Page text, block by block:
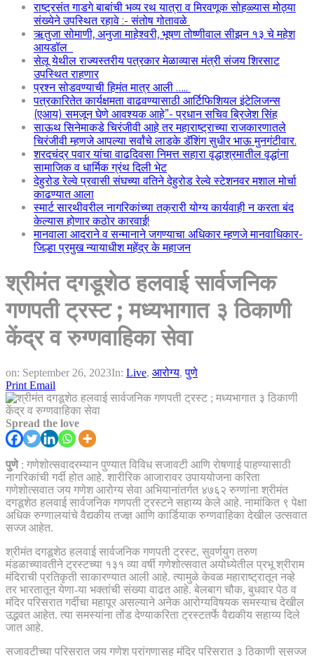
राष्ट्रसंत गाडगे बाबांची भव्य रथ यात्रा व मिरवणूक सोहळ्यास मोठ्या
संख्येने उपस्थित रहावे :- संतोष गोतावळे
ऋतुजा सोमाणी, अनुजा माहेश्वरी, भूषण तोष्णीवाल सीझन १३ चे महेश
आयडॉल
सेलू येथील राज्यस्तरीय पत्रकार मेळाव्यास मंत्री संजय शिरसाट
उपस्थित राहणार
प्रश्न सोडवण्याची हिमंत मात्र आली …..
पत्रकारितेत कार्यक्षमता वाढवण्यासाठी आर्टिफिशियल इंटेलिजन्स
(एआय) समजून घेणे आवश्यक आहे”- प्रधान सचिव ब्रिजेश सिंह
साऊथ सिनेमाकडे चिरंजीवी आहे तर महाराष्ट्राच्या राजकारणातले
चिरंजीवी म्हणजे आपल्या सर्वांचे लाडके डॅशिंग सुधीर भाऊ मुनगंटीवार.
शरदचंद्र पवार यांचा वाढदिवसा निमत्त सहारा वृद्धाश्रमातील वृद्धांना
सामाजिक व धार्मिक ग्रंथ दिली भेट
देहुरोड रेल्वे प्रवासी संघच्या वतिने देहुरोड रेल्वे स्टेशनवर मशाल मोर्चा
काढण्यात आला
स्मार्ट सारथीवरील नागरिकांच्या तक्रारी योग्य कार्यवाही न करता बंद
केल्यास होणार कठोर कारवाई!
मानवाला आदराने व सन्मानाने जगण्याचा अधिकार म्हणजे मानवाधिकार-
जिल्हा प्रमुख न्यायाधीश महेंद्र के महाजन
श्रीमंत दगडूशेठ हलवाई सार्वजनिक
गणपती ट्रस्ट ; मध्यभागात ३ ठिकाणी
केंद्र व रुग्णवाहिका सेवा
on: September 26, 2023In: Live, आरोग्य,पुणे
Print Email
Spread the love
पुणे: गणेशोत्सवादरम्यान पुण्यात विविध सजावटी आणि रोषणाई पाहण्यासाठी
नागरिकांची गर्दी होत आहे. शारीरिक आजारावर उपाययोजना करिता
गणेशोत्सवात जय गणेश आरोग्य सेवा अभियानांतर्गत ४७६२ रुग्णांना श्रीमंत
दगडूशेठ हलवाई सार्वजनिक गणपती ट्रस्टने सहाय्य केले आहे. नामांकित ९ पेक्षा
अधिक रुग्णालयांचे वैद्यकीय तज्ज्ञ आणि कार्डियाक रुग्णवाहिका देखील उत्सवात
सज्ज आहेत.
श्रीमंत दगडूशेठ हलवाई सार्वजनिक गणपती ट्रस्ट, सुवर्णयुग तरुण
मंडळाच्यावतीने ट्रस्टच्या १३१ व्या वर्षी गणेशोत्सवात अयोध्येतील प्रभू श्रीराम
मंदिराची प्रतिकृती साकारण्यात आली आहे. त्यामुळे केवळ महाराष्ट्रातून नव्हे
तर भारतातून येणा-या भक्तांची संख्या वाढत आहे. बेलबाग चौक, बुधवार पेठ व
मंदिर परिसरात गर्दीचा महापूर असल्याने अनेक आरोग्यविषयक समस्याच देखील
उद्भवत आहेत. त्या समस्यांना तोंड देण्याकरिता ट्रस्टतर्फे वैद्यकीय सहाय्य दिले
जात आहे.
सजावटीच्या परिसरात जय गणेश प्रांगणासह मंदिर परिसरात ३ ठिकाणी सुसज्ज